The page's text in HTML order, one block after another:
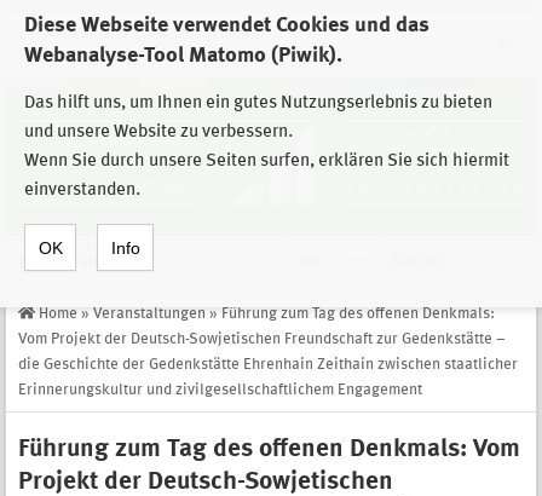
Diese Webseite verwendet Cookies und das
Webanalyse-Tool Matomo (Piwik).
Das hilft uns, um Ihnen ein gutes Nutzungserlebnis zu bieten
und unsere Website zu verbessern.
Wenn Sie durch unsere Seiten surfen, erklären Sie sich hiermit
einverstanden.
OK Info
Zur Auswahl der Einrichtungen der
Stiftung Sächsische Gedenkstätten
Home » Veranstaltungen » Führung zum Tag des offenen Denkmals:
Vom Projekt der Deutsch-Sowjetischen Freundschaft zur Gedenkstätte –
die Geschichte der Gedenkstätte Ehrenhain Zeithain zwischen staatlicher
Erinnerungskultur und zivilgesellschaftlichem Engagement
Führung zum Tag des offenen Denkmals: Vom
Projekt der Deutsch-Sowjetischen